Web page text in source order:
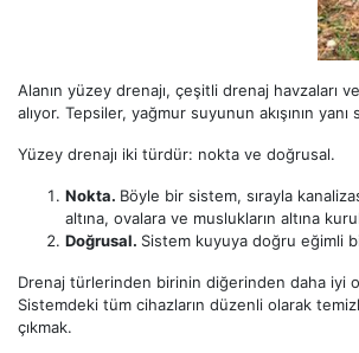
Alanın yüzey drenajı, çeşitli drenaj havzaları
alıyor. Tepsiler, yağmur suyunun akışının
Yüzey drenajı iki türdür: nokta ve doğrusal.
Nokta. Böyle bir sistem, sırayla
altına, ovalara ve muslukların altına
Doğrusal. Sistem kuyuya doğru eğimli
Drenaj türlerinden birinin diğerinden daha iyi
Sistemdeki tüm cihazların düzenli olarak
çıkmak.